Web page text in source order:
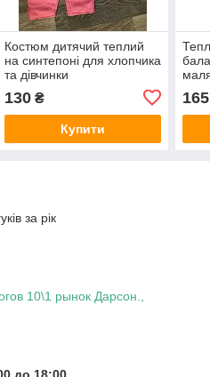
Костюм дитячий теплий
на синтепоні для хлопчика
та дівчинки
130₴
Купити
165
за рік
10\1 рынок Дарсон.,